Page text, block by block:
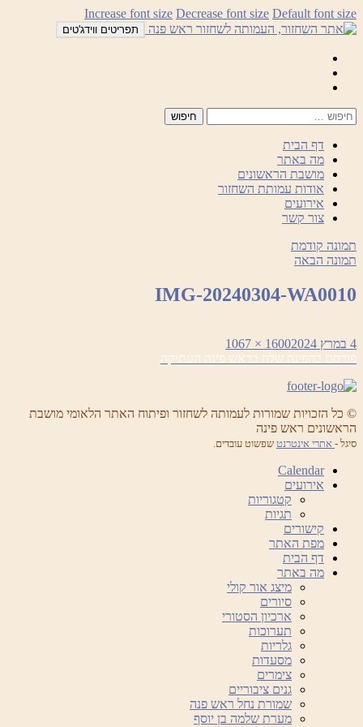
לדלג
לתוכן
Increase font size Decrease font size Default font size
תפריטים ווידג'טים
דף הבית
מה באתר
מושבת הראשונים
אודות עמותת השחזור
אירועים
צור קשר
תמונה קודמת
תמונה הבאה
IMG-20240304-WA0010
פורסם
בתאריך
4 במרץ 2024
מסך
מלא
1600 × 1067
ניווט
פורסם בהפינה שלה בראש פינה העתיקה
© כל הזכויות שמורות לעמותה לשחזור ופיתוח האתר הלאומי מושבת
הראשונים ראש פינה
סיגל - אתרי אינטרנט שפשוט עובדים.
Calendar
אירועים
קטגוריות
תגיות
קישורים
מפת האתר
דף הבית
מה באתר
מיצג אור קולי
סיורים
ארכיון הסטורי
תערוכות
גלריות
מסעדות
צימרים
גנים ציבוריים
שמורת נחל ראש פנה
מערת שלמה בן יוסף